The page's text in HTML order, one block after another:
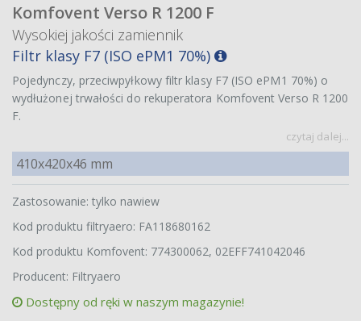
Komfovent Verso R 1200 F
Wysokiej jakości zamiennik
Filtr klasy F7 (ISO ePM1 70%)
Pojedynczy, przeciwpyłkowy filtr klasy F7 (ISO ePM1 70%) o
wydłużonej trwałości do rekuperatora Komfovent Verso R 1200
F.
czytaj dalej...
410x420x46 mm
Zastosowanie: tylko nawiew
Kod produktu filtryaero: FA118680162
Kod produktu Komfovent: 774300062, 02EFF741042046
Producent: Filtryaero
Dostępny od ręki w naszym magazynie!